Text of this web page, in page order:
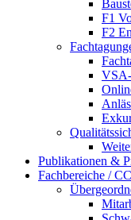
F1
F2
VSA-
Publikationen &
Fachbereiche / CC